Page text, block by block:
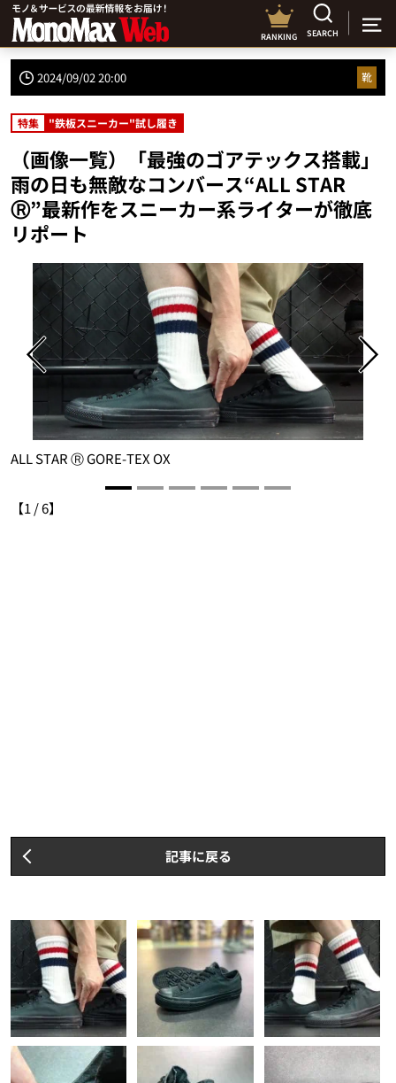
RANKING SEARCH
2024/09/02 20:00 靴
特集 "鉄板スニーカー"試し履き
（画像一覧）「最強のゴアテックス搭載」
雨の日も無敵なコンバース“ALL STAR
Ⓡ”最新作をスニーカー系ライターが徹底
リポート
ALL STAR Ⓡ GORE-TEX OX
【1 /6】
記事に戻る